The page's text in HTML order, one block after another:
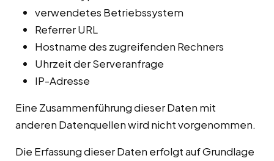
verwendetes Betriebssystem
Referrer URL
Hostname des zugreifenden Rechners
Uhrzeit der Serveranfrage
IP-Adresse
Eine Zusammenführung dieser Daten mit
anderen Datenquellen wird nicht vorgenommen.
Die Erfassung dieser Daten erfolgt auf Grundlage